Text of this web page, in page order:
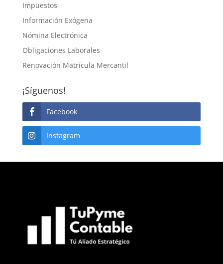
Impuestos
Información Exógena
Nómina Electrónica
Obligaciones Laborales
Renovación Matrícula Mercantil
¡Síguenos!
Facebook
Instagram